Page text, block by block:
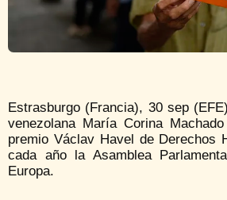
Estrasburgo (Francia), 30 sep
venezolana María Corina
premio Václav Havel de Derechos
cada año la Asamblea
Europa.